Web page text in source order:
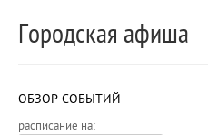
Городская афиша
ОБЗОР СОБЫТИЙ
расписание на: